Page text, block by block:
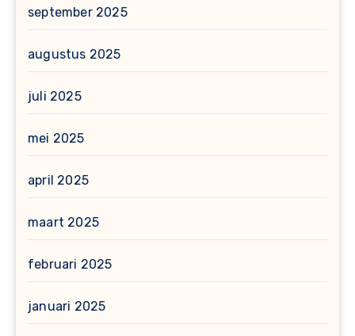
september 2025
augustus 2025
juli 2025
mei 2025
april 2025
maart 2025
februari 2025
januari 2025